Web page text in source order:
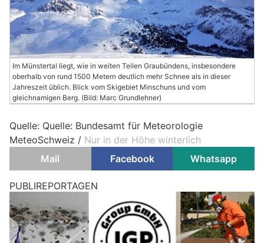
Im Münstertal liegt, wie in weiten Teilen Graubündens, insbesondere
oberhalb von rund 1500 Metern deutlich mehr Schnee als in dieser
Jahreszeit üblich. Blick vom Skigebiet Minschuns und vom
gleichnamigen Berg. (Bild: Marc Grundlehner)
Quelle: Quelle: Bundesamt für Meteorologie
MeteoSchweiz / Nur in der Höhe winterlich
Mail
Facebook Whatsapp
Schweiz: Sicher unterwegs – Tipps für den
Transport von Haustieren im Auto
03.02.25 VON BELMEDIA REDAKTION
Ob ein Hund oder eine Katze im Auto als Ladung gesichert